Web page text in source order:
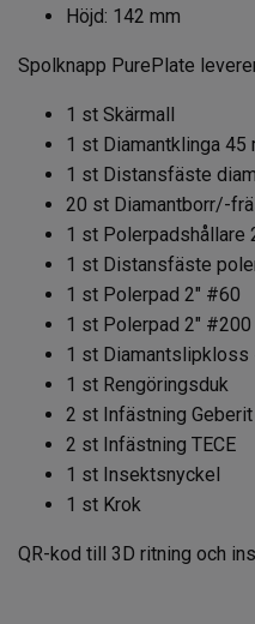
Höjd: 142 mm
Spolknapp PurePlate
1 st Skärmall
1 st Diamantklinga 45
1 st Distansfäste
20 st Diamantborr/-
1 st Polerpadshållare
1 st Distansfäste
1 st Polerpad 2" #60
1 st Polerpad 2" #200
1 st Diamantslipkloss
1 st Rengöringsduk
2 st Infästning Geberit
2 st Infästning TECE
1 st Insektsnyckel
1 st Krok
QR-kod till 3D ritning och